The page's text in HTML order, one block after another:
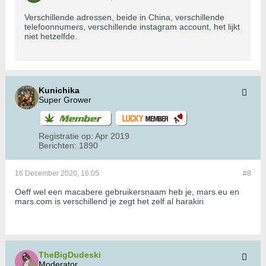
Verschillende adressen, beide in China, verschillende
telefoonnumers, verschillende instagram account, het lijkt
niet hetzelfde.
Kunichika
Super Grower
Registratie op: Apr 2019
Berichten: 1890
#8
16 December 2020, 16:05
Oeff wel een macabere gebruikersnaam heb je, mars.eu en
mars.com is verschillend je zegt het zelf al harakiri
TheBigDudeski